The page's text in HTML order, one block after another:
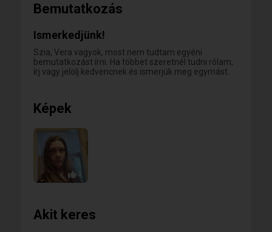
Bemutatkozás
Ismerkedjünk!
Szia, Vera vagyok, most nem tudtam egyéni
bemutatkozást írni. Ha többet szeretnél tudni rólam,
írj vagy jelölj kedvencnek és ismerjük meg egymást.
Képek
4
Akit keres